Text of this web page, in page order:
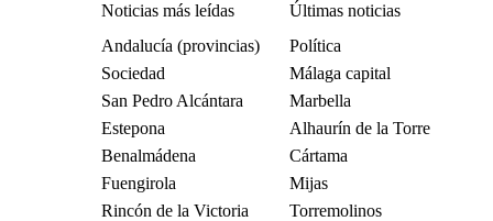
Noticias más leídas
Últimas noticias
Andalucía (provincias)
Política
Sociedad
Málaga capital
San Pedro Alcántara
Marbella
Estepona
Alhaurín de la Torre
Benalmádena
Cártama
Fuengirola
Mijas
Rincón de la Victoria
Torremolinos